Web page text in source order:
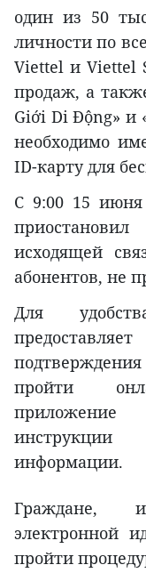
один из 50
личности по
Viettel и Viettel
продаж, а
Giới Di Động» и
необходимо
ID-карту для
С 9:00 15
исходящей
абонентов, не
Для
пройти
информации.
Граждане,
электронной
пройти